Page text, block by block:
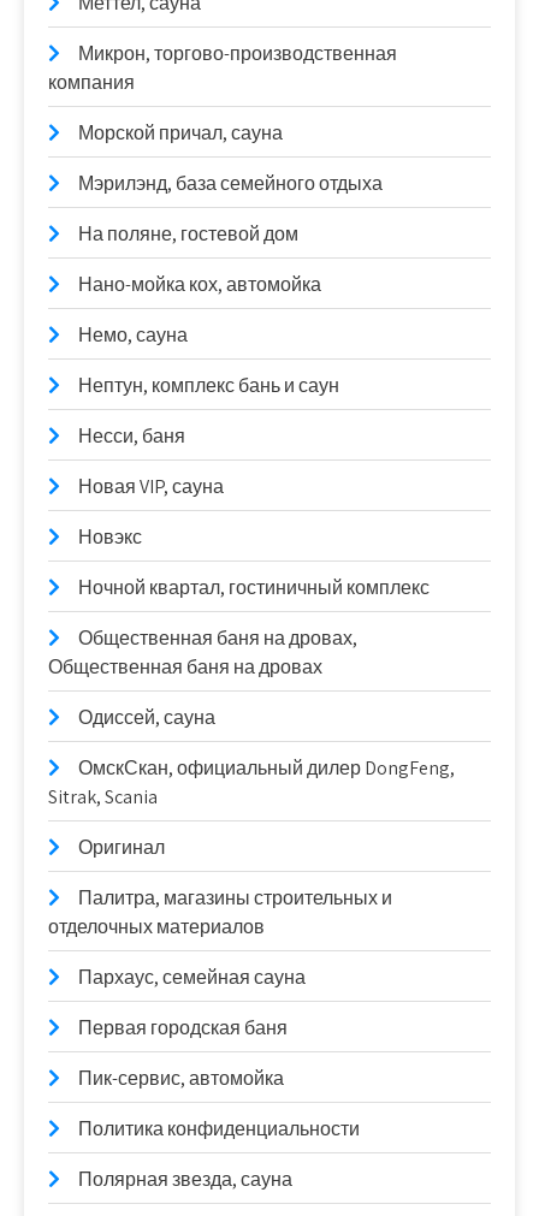
Микрон, торгово-производственная
компания
Морской причал, сауна
Мэрилэнд, база семейного отдыха
На поляне, гостевой дом
Нано-мойка кох, автомойка
Немо, сауна
Нептун, комплекс бань и саун
Несси, баня
Новая VIP, сауна
Новэкс
Ночной квартал, гостиничный комплекс
Общественная баня на дровах,
Общественная баня на дровах
Одиссей, сауна
ОмскСкан, официальный дилер DongFeng,
Sitrak, Scania
Оригинал
Палитра, магазины строительных и
отделочных материалов
Пархаус, семейная сауна
Первая городская баня
Пик-сервис, автомойка
Политика конфиденциальности
Полярная звезда, сауна